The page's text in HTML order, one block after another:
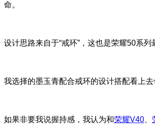
命。
设计思路来自于“戒环”，这也是荣耀50系
我选择的墨玉青配合戒环的设计搭配看上
如果非要我说握持感，我认为和荣耀V40